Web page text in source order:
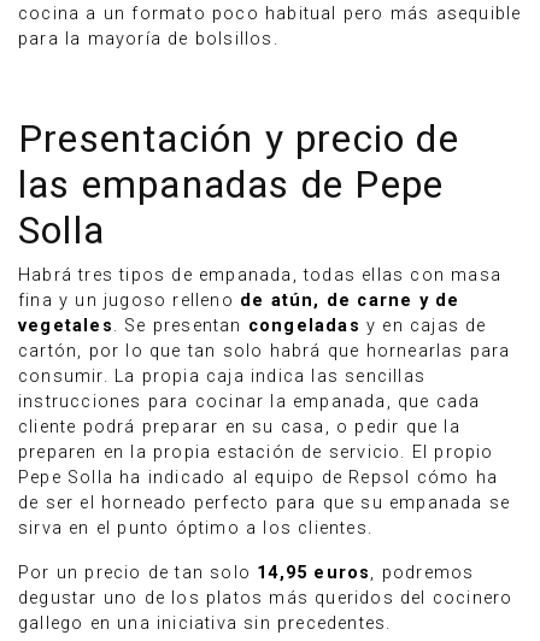
cocina a un formato poco habitual pero más asequible
para la mayoría de bolsillos.
Presentación y precio de
las empanadas de Pepe
Solla
Habrá tres tipos de empanada, todas ellas con masa
fina y un jugoso relleno de atún, de carne y de
vegetales. Se presentan congeladas y en cajas de
cartón, por lo que tan solo habrá que hornearlas para
consumir. La propia caja indica las sencillas
instrucciones para cocinar la empanada, que cada
cliente podrá preparar en su casa, o pedir que la
preparen en la propia estación de servicio. El propio
Pepe Solla ha indicado al equipo de Repsol cómo ha
de ser el horneado perfecto para que su empanada se
sirva en el punto óptimo a los clientes.
Por un precio de tan solo 14,95 euros, podremos
degustar uno de los platos más queridos del cocinero
gallego en una iniciativa sin precedentes.